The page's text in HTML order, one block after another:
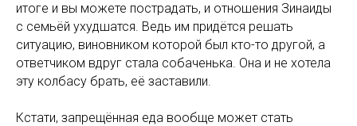
итоге и вы можете пострадать, и отношения Зинаиды
с семьёй ухудшатся. Ведь им придётся решать
ситуацию, виновником которой был кто-то другой, а
ответчиком вдруг стала собаченька. Она и не хотела
эту колбасу брать, её заставили.
Кстати, запрещённая еда вообще может стать